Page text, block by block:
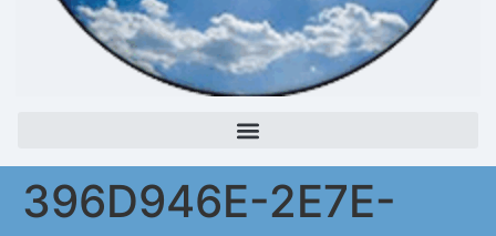
396D946E-2E7E-